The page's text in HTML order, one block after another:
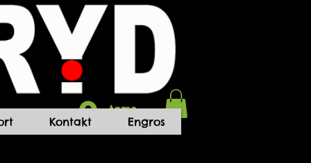
Anmelden
Kontakt Engros